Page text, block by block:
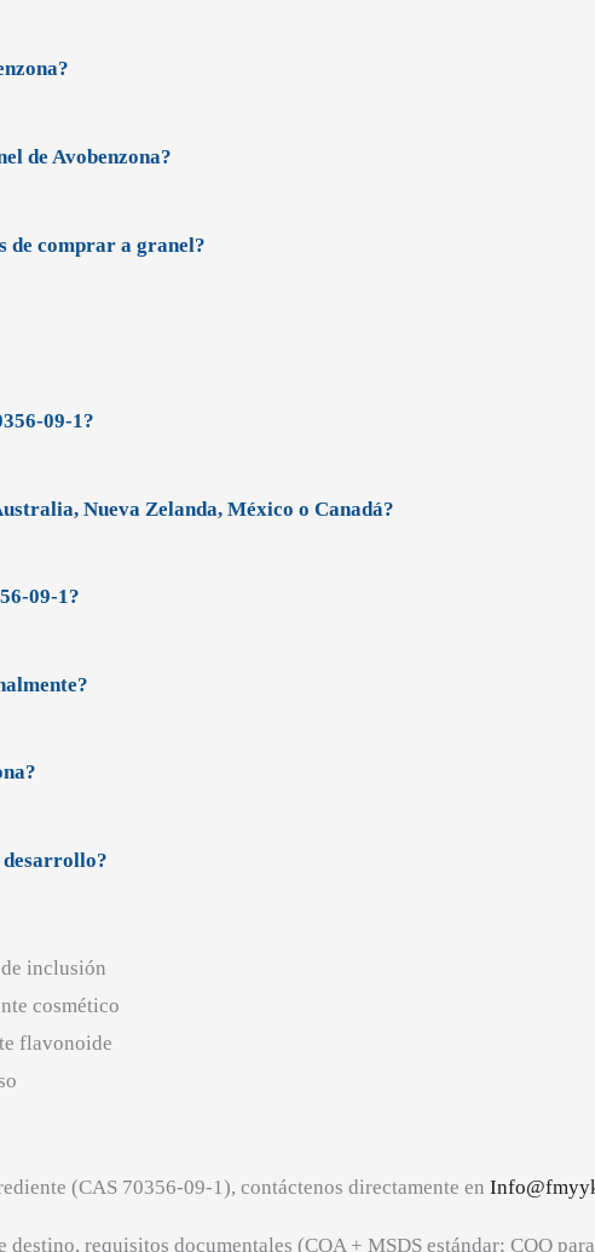
de Avobenzona?
de comprar a granel?
09-1?
Nueva Zelanda, México o Canadá?
09-1?
desarrollo?
inclusión
cosmético
flavonoide
(CAS 70356-09-1), contáctenos directamente en
requisitos documentales (COA + MSDS estándar; COO